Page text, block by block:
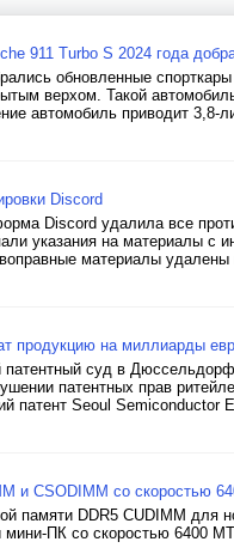
911 Turbo S 2024 года
обновленные
верхом. Такой
автомобиль приводит 3,8-
Discord
Discord удалила все
указания на материалы с
материалы
продукцию на миллиарды
патентный суд в
патентных прав
патент Seoul Semiconductor
и CSODIMM со скоростью
памяти DDR5 CUDIMM для
ПК со скоростью 6400